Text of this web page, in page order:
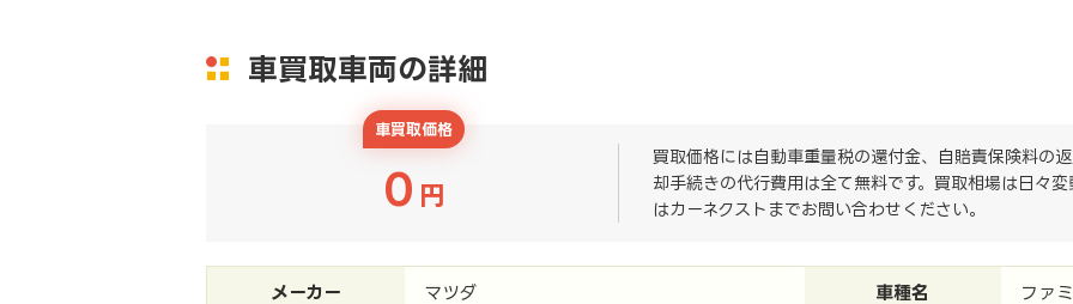
車買取車両の詳細
車買取価格
0 円
買取価格には自動車重量税の還付金、自賠責保険料の
却手続きの代行費用は全て無料です。買取相場は日々
はカーネクストまでお問い合わせください。
メーカー マツダ 車種名 ファ